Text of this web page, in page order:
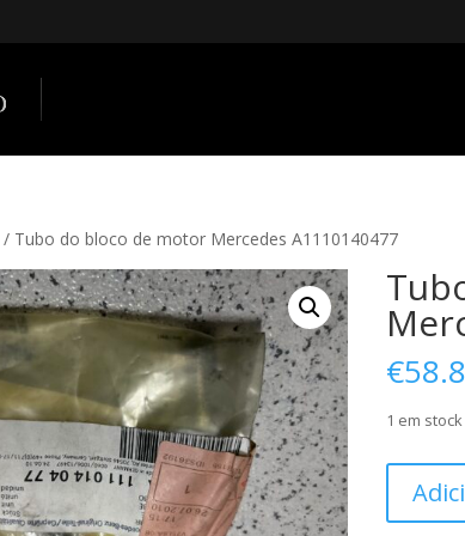
/ Tubo do bloco de motor Mercedes A1110140477
€
1 em stock
Tubo